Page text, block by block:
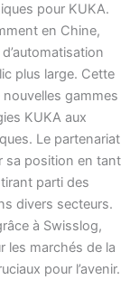
pour KUKA.
en Chine,
plus large. Cette
gammes
KUKA aux
Le partenariat
sa position en tant
parti des
divers secteurs.
à Swisslog,
les marchés de la
pour l’avenir.